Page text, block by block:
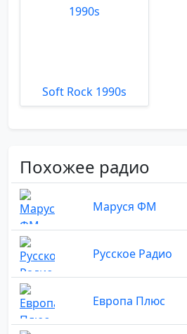
Soft Rock 1990s
Похожее радио
Маруся ФМ
Русское Радио
Европа Плюс